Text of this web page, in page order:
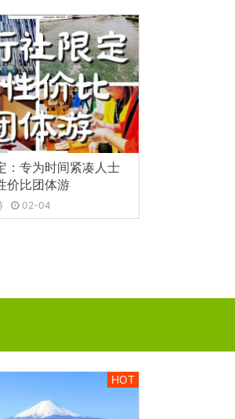
：专为时间紧凑人士
价比团体游
02-04
HOT